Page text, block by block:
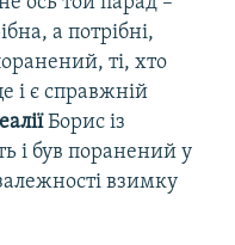
а потрібні,
ті, хто
і є справжній
Борис із
і був поранений у
взимку